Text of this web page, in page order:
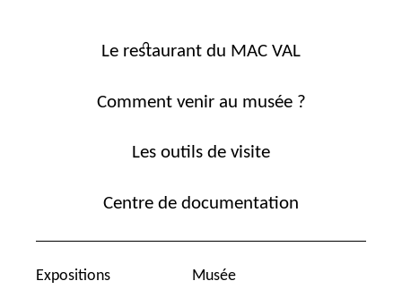
Le restaurant du MAC VAL
Comment venir au musée ?
Les outils de visite
Centre de documentation
Expositions Musée